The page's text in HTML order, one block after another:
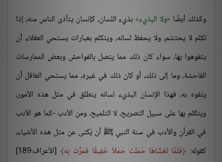
وكذلك أيضًا ولا البذيء بذيء اللسان، كإنسان يتأذى الناس منه، إذا
تكلم لا يحتشم، ولا يحفظ لسانه، ويتكلم بعبارات يستحي العقلاء أن
يتفوهوا بها، سواء كان ذلك مما يتصل بالفواحش وبعض الممارسات
الفاحشة، وما إلى ذلك، أو كان ذلك في غيره، مما يستحي العاقل أن
يتفوه به، فهذا الإنسان البذيء لسانه ينطلق في مثل هذه الأمور،
ويتكلم بها على سبيل التصريح، لا التلميح، ومن الأدب -كما هو الأدب
في القرآن والأدب في سنة النبي ﷺ أن يُكنى عن مثل هذه الأشياء،
كقوله: فَلَمَّا تَغَشَّاهَا حَمَلَتْ حَمْلاً خَفِيفًا فَمَرَّتْ بِه [الأعراف:189]